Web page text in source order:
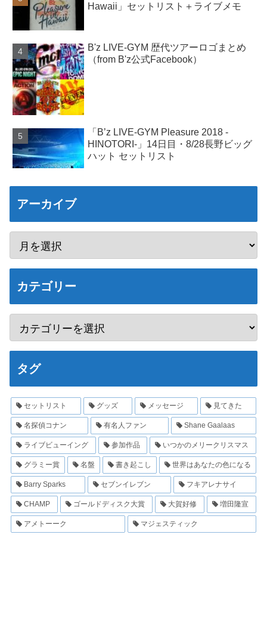
Hawaii」セットリスト＋ライブメモ
B'z LIVE-GYM 歴代ツアーロゴまとめ
（from B'z公式Facebook）
「B’z LIVE-GYM Pleasure 2018 -
HINOTORI-」14日目・8/28長野ビッグ
ハット セットリスト
アーカイブ
カテゴリー
タグ
セットリスト グッズ メッセージ 見てきた
名探偵コナン 有名人ファン Shane Gaalaas
ライブビューイング 参加作品 いつかのメリークリスマス
グラミー賞 名盤 書き起こし 世界はあなたの色になる
Barry Sparks セブンイレブン フキアレナサイ
CHAMP ゴールドディスク大賞 大賀好修 増田隆宣
アメトーーク マジェスティック